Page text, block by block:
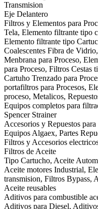
Transmision
Eje Delantero
Filtros y Elementos para
Tela, Elemento filtrante tipo
Elemento filtrante tipo
Coalescentes Fibra de
Menbrana para Proceso,
para Proceso, Filtros Cestas
Cartuho Trenzado para
portafiltros para Procesos,
proceso, Metalicos,
Equipos completos para
Spencer Strainer
Accesorios y Repuestos
Equipos Algaex, Partes
Filtros y Accesorios
Filtros de Aceite
Tipo Cartucho, Aceite
Aceite motores Industrial,
transmision, Filtros Bypass,
Aceite reusables
Aditivos para combustible
Aditivos para Diesel,